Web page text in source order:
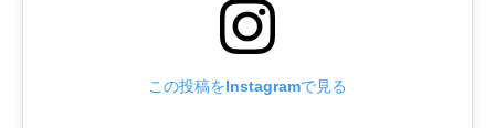
この投稿をInstagramで見る